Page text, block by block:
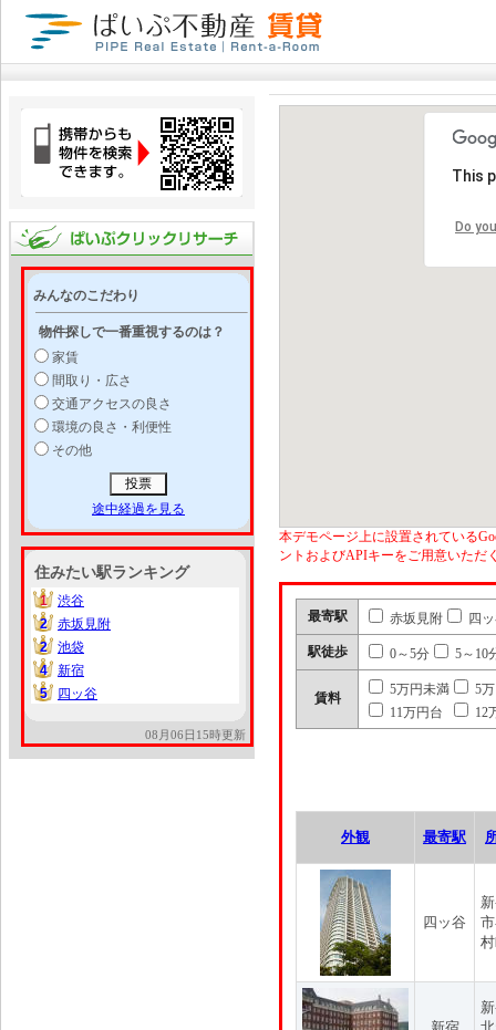
みんなのこだわり
物件探しで一番重視するのは？
家賃
間取り・広さ
交通アクセスの良さ
環境の良さ・利便性
その他
途中経過を見る
住みたい駅ランキング
1
1
渋谷
2
2
赤坂見附
2
2
池袋
4
4
新宿
5
5 四ッ谷
08月06日15時更新
This
Do
本デモページ上に設置されている
ントおよびAPIキーをご用意いただ
最寄駅 赤坂見附 四
駅徒歩 0～5分 5～10
賃料
5万円未満
5
11万円台
12
外観 最寄駅
四ッ谷